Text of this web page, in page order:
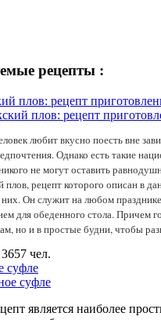
рецепты :
плов: рецепт
любит вкусно поесть вне
Однако есть такие
не могут оставить
плов, рецепт которого описан в
Он служит на любом
для обеденного стола. Причем
но и в простые будни, чтобы
чел.
суфле
является наиболее